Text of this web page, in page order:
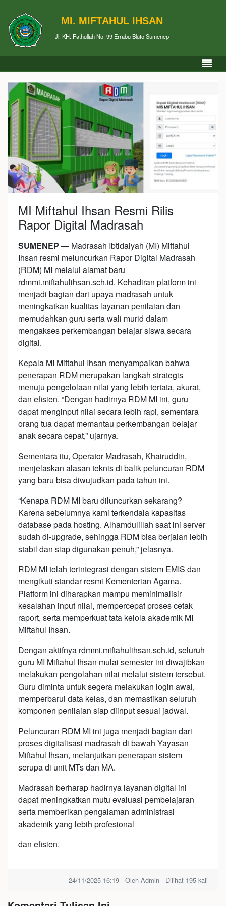
MI. MIFTAHUL IHSAN
Jl. KH. Fathullah No. 99 Errabu Bluto Sumenep
MI Miftahul Ihsan Resmi Rilis
Rapor Digital Madrasah
SUMENEP — Madrasah Ibtidaiyah (MI) Miftahul
Ihsan resmi meluncurkan Rapor Digital Madrasah
(RDM) MI melalui alamat baru
rdmmi.miftahulihsan.sch.id. Kehadiran platform ini
menjadi bagian dari upaya madrasah untuk
meningkatkan kualitas layanan penilaian dan
memudahkan guru serta wali murid dalam
mengakses perkembangan belajar siswa secara
digital.
Kepala MI Miftahul Ihsan menyampaikan bahwa
penerapan RDM merupakan langkah strategis
menuju pengelolaan nilai yang lebih tertata, akurat,
dan efisien. “Dengan hadirnya RDM MI ini, guru
dapat menginput nilai secara lebih rapi, sementara
orang tua dapat memantau perkembangan belajar
anak secara cepat,” ujarnya.
Sementara itu, Operator Madrasah, Khairuddin,
menjelaskan alasan teknis di balik peluncuran RDM
yang baru bisa diwujudkan pada tahun ini.
“Kenapa RDM MI baru diluncurkan sekarang?
Karena sebelumnya kami terkendala kapasitas
database pada hosting. Alhamdulillah saat ini server
sudah di-upgrade, sehingga RDM bisa berjalan lebih
stabil dan siap digunakan penuh,” jelasnya.
RDM MI telah terintegrasi dengan sistem EMIS dan
mengikuti standar resmi Kementerian Agama.
Platform ini diharapkan mampu meminimalisir
kesalahan input nilai, mempercepat proses cetak
raport, serta memperkuat tata kelola akademik MI
Miftahul Ihsan.
Dengan aktifnya rdmmi.miftahulihsan.sch.id, seluruh
guru MI Miftahul Ihsan mulai semester ini diwajibkan
melakukan pengolahan nilai melalui sistem tersebut.
Guru diminta untuk segera melakukan login awal,
memperbarui data kelas, dan memastikan seluruh
komponen penilaian siap diinput sesuai jadwal.
Peluncuran RDM MI ini juga menjadi bagian dari
proses digitalisasi madrasah di bawah Yayasan
Miftahul Ihsan, melanjutkan penerapan sistem
serupa di unit MTs dan MA.
Madrasah berharap hadirnya layanan digital ini
dapat meningkatkan mutu evaluasi pembelajaran
serta memberikan pengalaman administrasi
akademik yang lebih profesional
dan efisien.
24/11/2025 16:19 - Oleh Admin - Dilihat 195 kali